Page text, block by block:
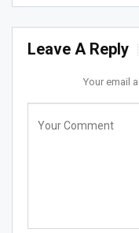
Leave A Reply
Your email